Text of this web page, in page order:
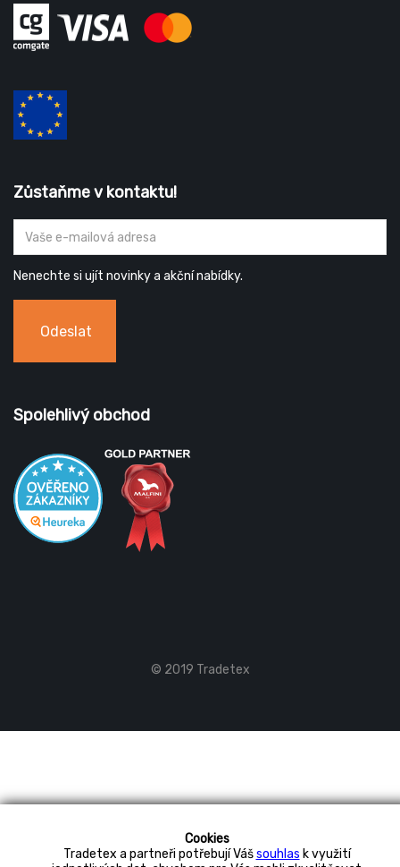
Cookies
Tradetex a partneři potřebují Vášsouhlas k využití
Zůstaňme v kontaktu!
Nenechte si ujít novinky a akční nabídky.
Odeslat
Spolehlivý obchod
© 2019 Tradetex